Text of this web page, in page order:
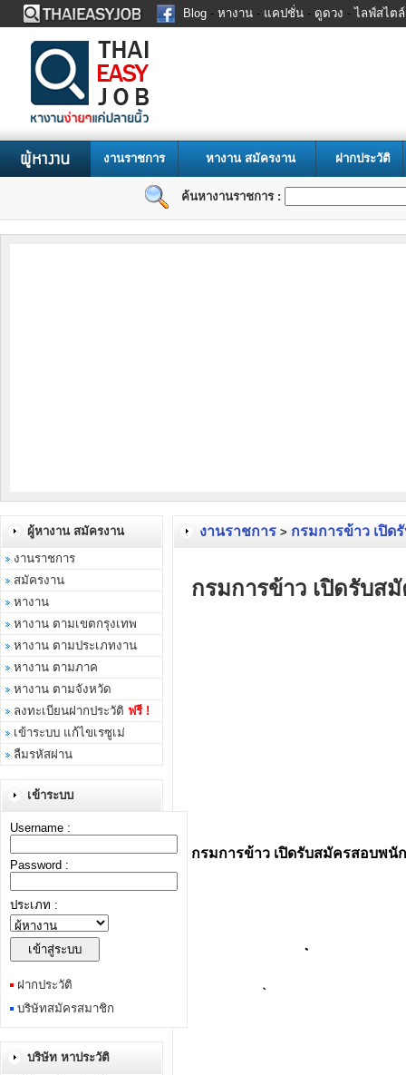
Blog - หางาน - แคปชั่น - ดูดวง -ไลฟ์สไตล์
งานราชการ หางาน สมัครงาน ฝากประวัติ
ค้นหางานราชการ :
งานราชการ > กรมการข้าว เปิด
กรมการข้าว เปิดรับส
กรมการข้าว เปิดรับสมัครสอบพนัก
ผู้หางาน สมัครงาน
งานราชการ
สมัครงาน
หางาน
หางาน ตามเขตกรุงเทพ
หางาน ตามประเภทงาน
หางาน ตามภาค
หางาน ตามจังหวัด
ลงทะเบียนฝากประวัติ ฟรี !
เข้าระบบ แก้ไขเรซูเม่
ลืมรหัสผ่าน
เข้าระบบ
Username :
Password :
ประเภท :
ฝากประวัติ
บริษัทสมัครสมาชิก
บริษัท หาประวัติ